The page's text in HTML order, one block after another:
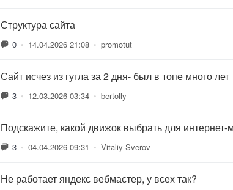
Структура сайта
0 • 14.04.2026 21:08 • promotut
Сайт исчез из гугла за 2 дня- был в топе много лет
3 • 12.03.2026 03:34 • bertolly
Подскажите, какой движок выбрать для интернет-
3 • 04.04.2026 09:31 • Vitaliy Sverov
Не работает яндекс вебмастер, у всех так?